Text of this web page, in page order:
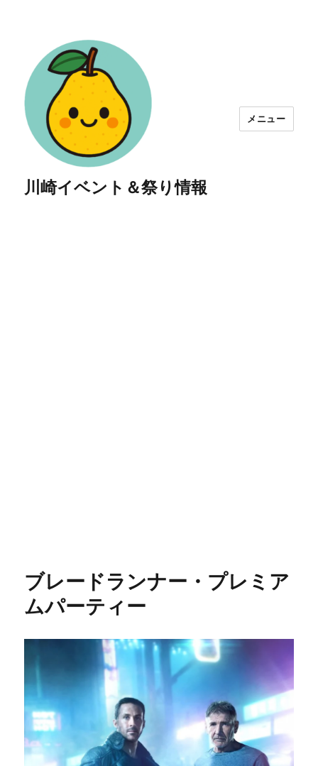
川崎イベント＆祭り情報
メニュー
ブレードランナー・プレミア
ムパーティー